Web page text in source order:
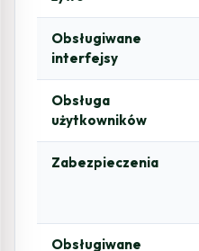
Obsługiwane
interfejsy
Obsługa
użytkowników
Zabezpieczenia
Obsługiwane